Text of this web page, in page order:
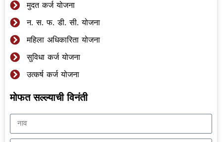
मुदत कर्ज योजना
न. स. फ. डी. सी. योजना
महिला अधिकारिता योजना
सुविधा कर्ज योजना
उत्कर्ष कर्ज योजना
मोफत सल्ल्याची विनंती